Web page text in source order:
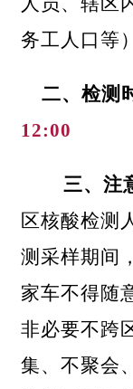
务工人口等）
二、检测
12:00
三、注
区核酸检测
测采样期间
家车不得随
非必要不跨
集、不聚会